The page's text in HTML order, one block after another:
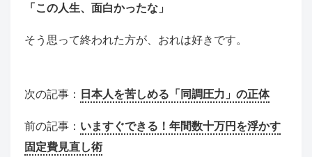
「この人生、面白かったな」
そう思って終われた方が、おれは好きです。
次の記事： 日本人を苦しめる「同調圧力」の正体
前の記事： いますぐできる！年間数十万円を浮かす
固定費見直し術